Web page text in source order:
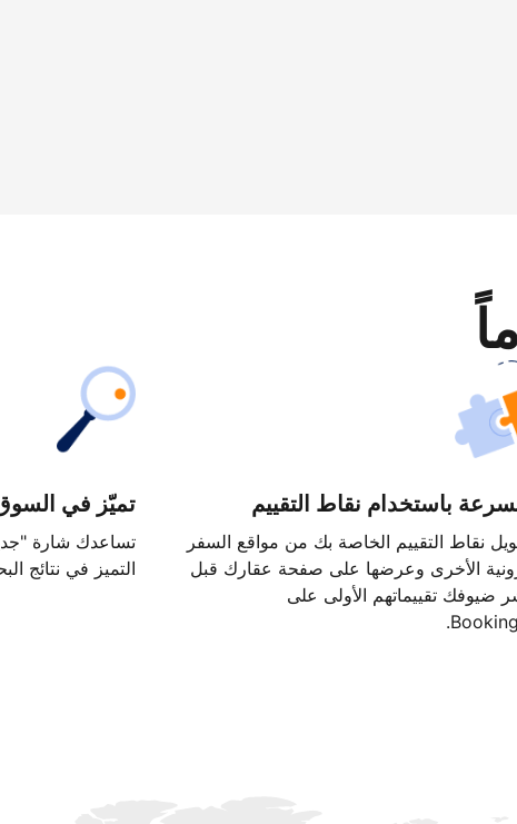
بسرعة باستخدام نقاط التقييم
نقاط التقييم الخاصة بك من مواقع السفر
الأخرى وعرضها على صفحة عقارك قبل
ضيوفك تقييماتهم الأولى على
تميّز في
التميز في نتائج